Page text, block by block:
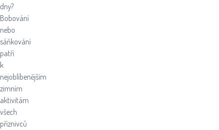
dny?
Bobování
nebo
sáňkování
patří
k
nejoblíbenějším
zimním
aktivitám
všech
příznivců